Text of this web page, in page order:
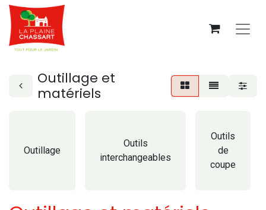
Outillage et
matériels
Outillage
Outils
interchangeables
Outils
de
coupe